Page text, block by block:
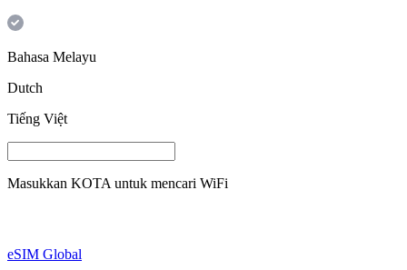
Bahasa Melayu
Dutch
Tiếng Việt
Masukkan KOTA untuk mencari WiFi
eSIM Global